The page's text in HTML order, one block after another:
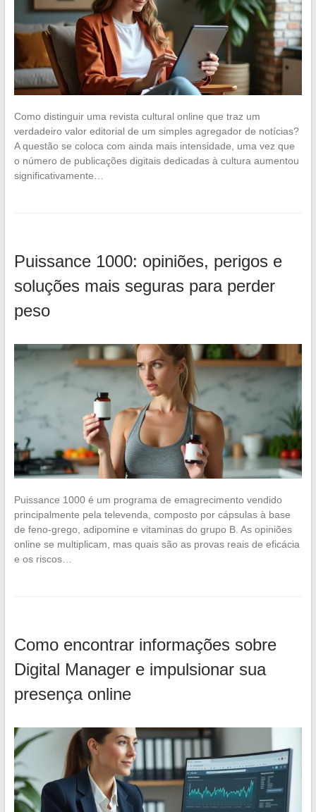
Como distinguir uma revista cultural online que traz um
verdadeiro valor editorial de um simples agregador de notícias?
A questão se coloca com ainda mais intensidade, uma vez que
o número de publicações digitais dedicadas à cultura aumentou
significativamente…
Puissance 1000: opiniões, perigos e
soluções mais seguras para perder
peso
Puissance 1000 é um programa de emagrecimento vendido
principalmente pela televenda, composto por cápsulas à base
de feno-grego, adipomine e vitaminas do grupo B. As opiniões
online se multiplicam, mas quais são as provas reais de eficácia
e os riscos…
Como encontrar informações sobre
Digital Manager e impulsionar sua
presença online